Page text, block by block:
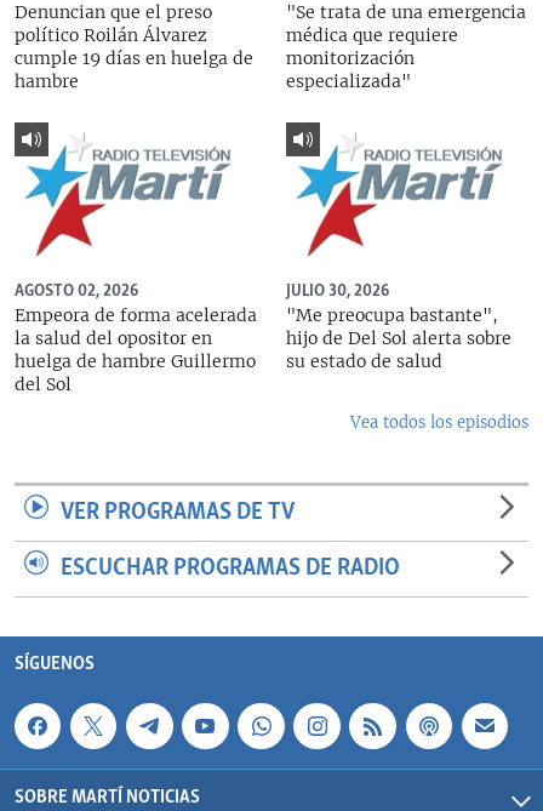
Denuncian que el preso
político Roilán Álvarez
cumple 19 días en huelga de
hambre
"Se trata de una emergencia
médica que requiere
monitorización
especializada"
AGOSTO 02, 2026
Empeora de forma acelerada
la salud del opositor en
huelga de hambre Guillermo
del Sol
JULIO 30, 2026
"Me preocupa bastante",
hijo de Del Sol alerta sobre
su estado de salud
Vea todos los episodios
VER PROGRAMAS DE TV
ESCUCHAR PROGRAMAS DE RADIO
SÍGUENOS
SOBRE MARTÍ NOTICIAS